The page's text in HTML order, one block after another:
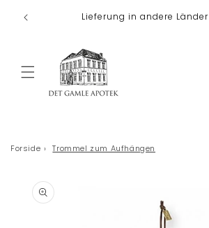
Inhalt
Lieferung in andere Länder
Forside › Trommel zum Aufhängen